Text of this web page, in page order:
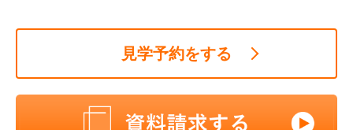
見学予約をする